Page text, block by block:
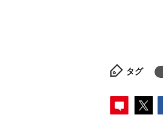
タグ